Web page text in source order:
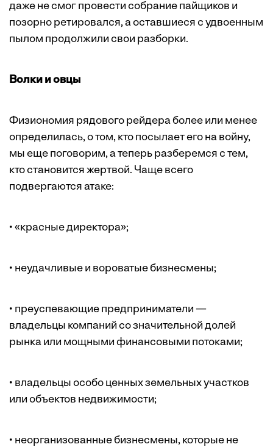
даже не смог провести собрание пайщиков и
позорно ретировался, а оставшиеся с удвоенным
пылом продолжили свои разборки.
Волки и овцы
Физиономия рядового рейдера более или менее
определилась, о том, кто посылает его на войну,
мы еще поговорим, а теперь разберемся с тем,
кто становится жертвой. Чаще всего
подвергаются атаке:
• «красные директора»;
• неудачливые и вороватые бизнесмены;
• преуспевающие предприниматели —
владельцы компаний со значительной долей
рынка или мощными финансовыми потоками;
• владельцы особо ценных земельных участков
или объектов недвижимости;
• неорганизованные бизнесмены, которые не